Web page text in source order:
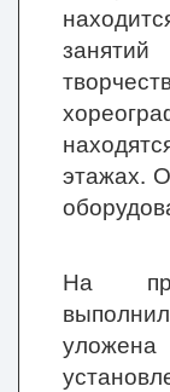
этажах.
На